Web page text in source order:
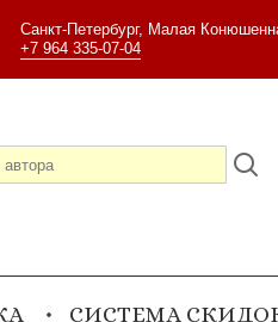
Санкт-Петербург, Малая
+7 964 335-07-04
СИСТЕМА